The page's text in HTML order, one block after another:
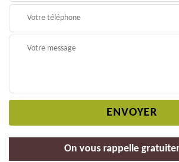
On vous rappelle